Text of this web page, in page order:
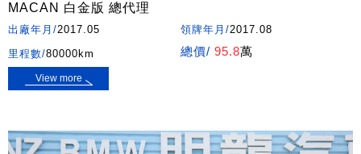
MACAN 白金版 總代理
出廠年月/2017.05 領牌年月/2017.08
里程數/80000km 總價/ 95.8萬
View more